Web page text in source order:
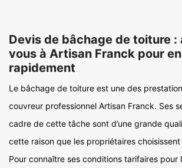
Devis de bâchage de toiture :
vous à Artisan Franck pour
rapidement
Le bâchage de toiture est une des
couvreur professionnel Artisan Franck. Ses
cadre de cette tâche sont d’une grande
cette raison que les propriétaires choisissent
Pour connaître ses conditions tarifaires pour